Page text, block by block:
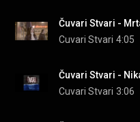
Čuvari Stvari -
Cuvari Stvari 4:05
Cuvari Stvari 3:06